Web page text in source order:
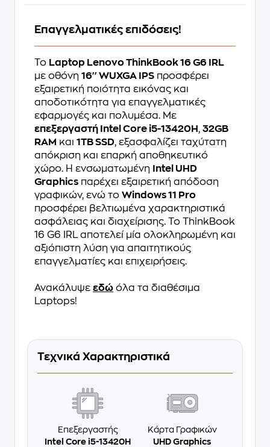
Επαγγελματικές επιδόσεις!
Το Laptop Lenovo ThinkBook 16 G6 IRL
με οθόνη 16'' WUXGA IPS προσφέρει
εξαιρετική ποιότητα εικόνας και
αποδοτικότητα για επαγγελματικές
εφαρμογές και πολυμέσα. Με
επεξεργαστή Intel Core i5-13420H , 32GB
RAM και 1TB SSD, εξασφαλίζει ταχύτατη
απόκριση και επαρκή αποθηκευτικό
χώρο. Η ενσωματωμένη
Intel UHD
Graphics παρέχει εξαιρετική απόδοση
γραφικών, ενώ το Windows 11 Pro
προσφέρει βελτιωμένα χαρακτηριστικά
ασφάλειας και διαχείρισης. Το ThinkBook
16 G6 IRL αποτελεί μία ολοκληρωμένη και
αξιόπιστη λύση για απαιτητικούς
επαγγελματίες και επιχειρήσεις.
Ανακάλυψε εδώ όλα τα διαθέσιμα
Laptops!
Τεχνικά Χαρακτηριστικά
Επεξεργαστής
Intel Core i5-13420H
Κάρτα Γραφικών
UHD Graphics